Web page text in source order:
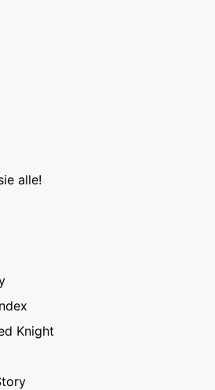
alle!
Knight